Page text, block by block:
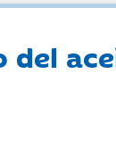
del